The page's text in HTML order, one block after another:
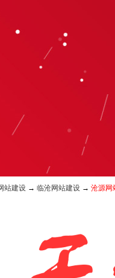
站建设 → 临沧网站建设 → 沧源网